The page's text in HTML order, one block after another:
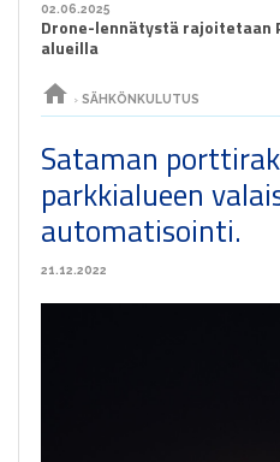
02.06.2025
Drone-lennätystä rajoitetaan
alueilla
home › SÄHKÖNKULUTUS
Sataman
parkkialueen
automatisointi.
21.12.2022